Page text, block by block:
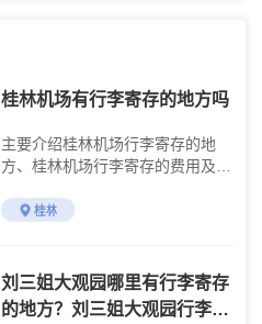
桂林机场有行李寄存的地方吗
主要介绍桂林机场行李寄存的地
方、桂林机场行李寄存的费用及桂
桂林
刘三姐大观园哪里有行李寄存
的地方？刘三姐大观园行李寄